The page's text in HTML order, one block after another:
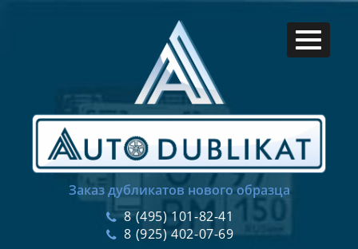
Заказ дубликатов нового образца
8 (495) 101-82-41
8 (925) 402-07-69